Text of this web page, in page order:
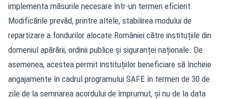
implementa măsurile necesare într-un termen eficient.
Modificările prevăd, printre altele, stabilirea modului de
repartizare a fondurilor alocate României către instituțiile din
domeniul apărării, ordinii publice și siguranței naționale. De
asemenea, acestea permit instituțiilor beneficiare să încheie
angajamente în cadrul programului SAFE în termen de 30 de
zile de la semnarea acordului de împrumut, și nu de la data